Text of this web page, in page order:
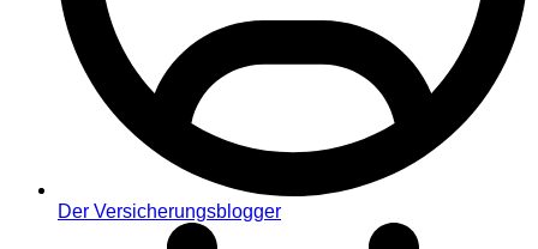
Der Versicherungsblogger